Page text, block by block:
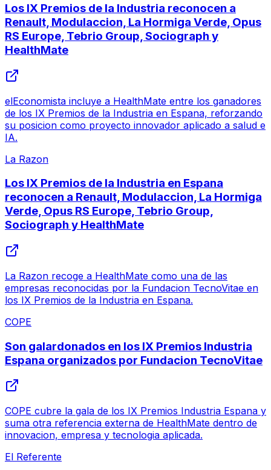
Los IX Premios de la Industria reconocen a
Renault, Modulaccion, La Hormiga Verde, Opus
RS Europe, Tebrio Group, Sociograph y
HealthMate
elEconomista incluye a HealthMate entre los ganadores
de los IX Premios de la Industria en Espana, reforzando
su posicion como proyecto innovador aplicado a salud e
IA.
La Razon
Los IX Premios de la Industria en Espana
reconocen a Renault, Modulaccion, La Hormiga
Verde, Opus RS Europe, Tebrio Group,
Sociograph y HealthMate
La Razon recoge a HealthMate como una de las
empresas reconocidas por la Fundacion TecnoVitae en
los IX Premios de la Industria en Espana.
COPE
Son galardonados en los IX Premios Industria
Espana organizados por Fundacion TecnoVitae
COPE cubre la gala de los IX Premios Industria Espana y
suma otra referencia externa de HealthMate dentro de
innovacion, empresa y tecnologia aplicada.
El Referente